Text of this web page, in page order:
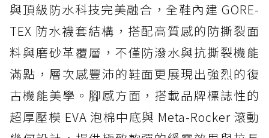
與頂級防水科技完美融合，全鞋內建 GORE-
TEX 防水襪套結構，搭配高質感的防撕裂面
料與磨砂革覆層，不僅防潑水與抗撕裂機能
滿點，層次感豐沛的鞋面更展現出強烈的復
古機能美學。腳感方面，搭載品牌標誌性的
超厚壓模 EVA 泡棉中底與 Meta-Rocker 滾動